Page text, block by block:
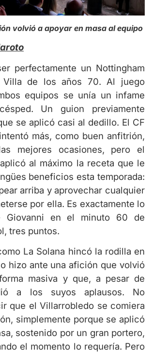
a apoyar en masa al equipo
un Nottingham
Villa de los años 70. Al juego
equipos se unía un infame
Un guion previamente
se aplicó casi al dedillo. El CF
más, como buen anfitrión,
mejores ocasiones, pero el
al máximo la receta que le
beneficios esta temporada:
arriba y aprovechar cualquier
por ella. Es exactamente lo
Giovanni en el minuto 60 de
tres puntos.
La Solana hincó la rodilla en
hizo ante una afición que volvió
masiva y que, a pesar de
a los suyos aplausos. No
que el Villarrobledo se comiera
simplemente porque se aplicó
sostenido por un gran portero,
el momento lo requería. Pero